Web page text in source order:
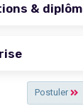
Postuler
&